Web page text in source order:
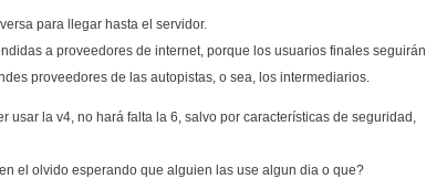
para llegar hasta el servidor.
a proveedores de internet, porque los usuarios finales seguirán
proveedores de las autopistas, o sea, los intermediarios.
usar la v4, no hará falta la 6, salvo por características de seguridad,
el olvido esperando que alguien las use algun dia o que?